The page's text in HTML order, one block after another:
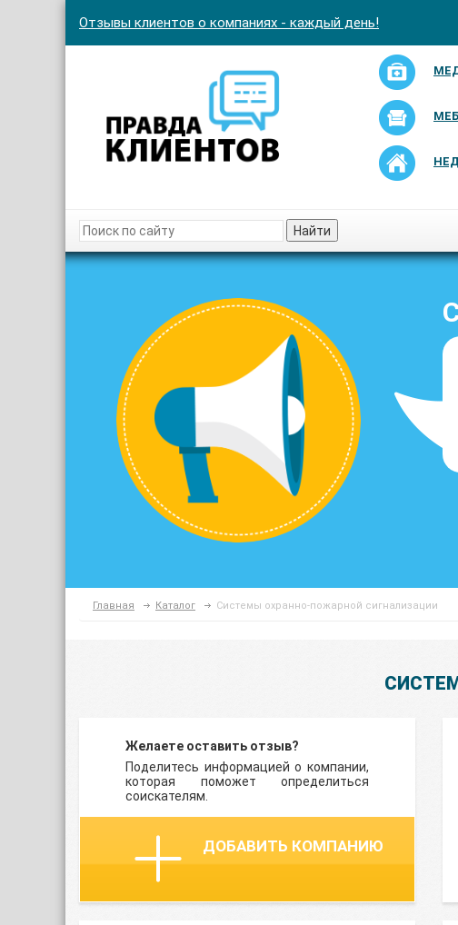
Отзывы клиентов о компаниях - каждый день!
Найти
Главная Каталог Системы охранно-пожарной сигнализации
Желаете оставить отзыв?
Поделитесь информацией о компании,
которая поможет определиться
соискателям.
ДОБАВИТЬ КОМПАНИЮ